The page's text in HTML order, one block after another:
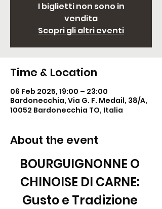
I biglietti non sono in
vendita
Scopri gli altri eventi
Time & Location
06 Feb 2025, 19:00 – 23:00
Bardonecchia, Via G. F. Medail, 38/A,
10052 Bardonecchia TO, Italia
About the event
BOURGUIGNONNE O
CHINOISE DI CARNE:
Gusto e Tradizione